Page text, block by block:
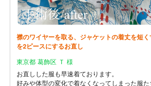
襟のワイヤーを取る、ジャケットの着丈を短
を2ピースにするお直し
東京都 葛飾区 Ｔ 様
お直しした服も早速着ております。
好みや体型の変化で着なくなってしまった服